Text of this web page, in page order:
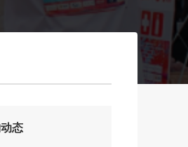
态